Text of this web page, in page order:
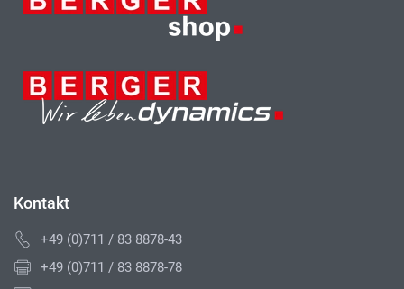
Kontakt
+49 (0)711 / 83 8878-43
+49 (0)711 / 83 8878-78